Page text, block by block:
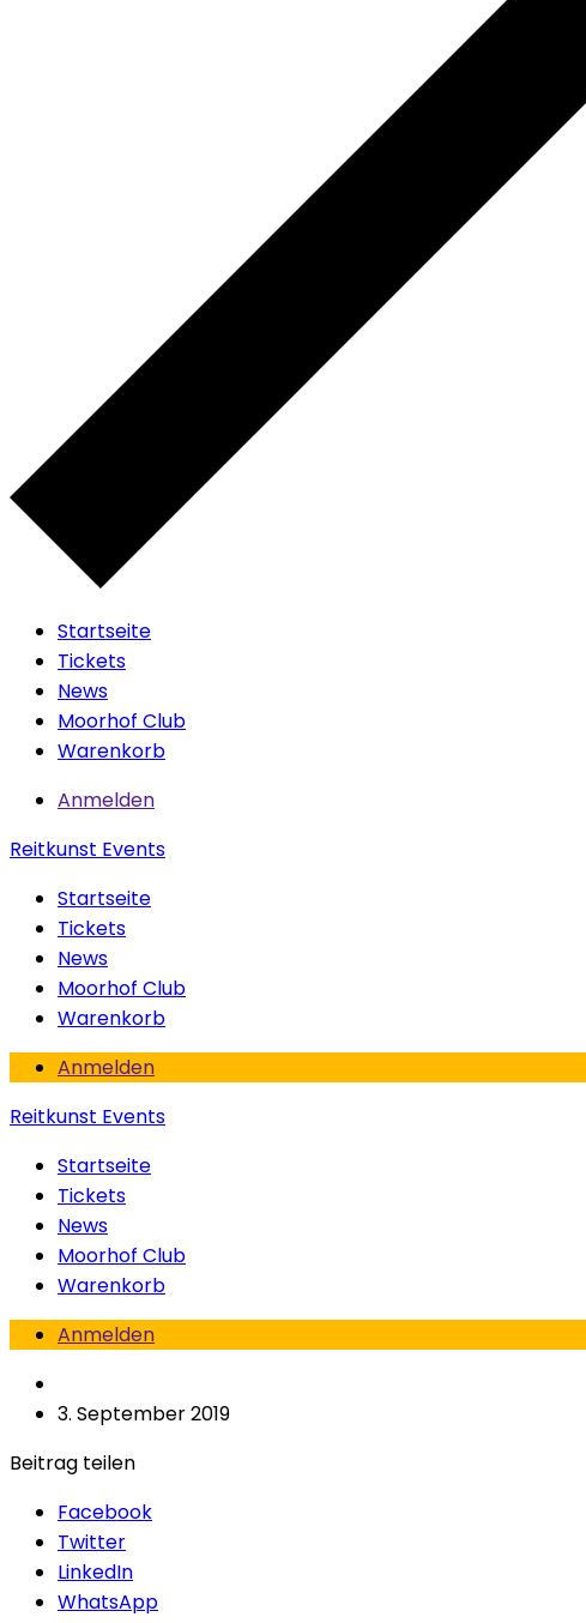
Startseite
Tickets
News
Moorhof Club
Warenkorb
Anmelden
Reitkunst Events
Startseite
Tickets
News
Moorhof Club
Warenkorb
Anmelden
Reitkunst Events
Startseite
Tickets
News
Moorhof Club
Warenkorb
Anmelden
3. September 2019
Beitrag teilen
Facebook
Twitter
LinkedIn
WhatsApp